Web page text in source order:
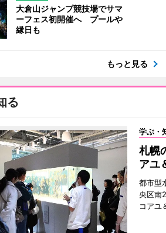
大倉山ジャンプ競技場でサマ
ーフェス初開催へ プールや
縁日も
もっと見る
る
学ぶ・
札幌
アユ
都市型
央区南
コアユ